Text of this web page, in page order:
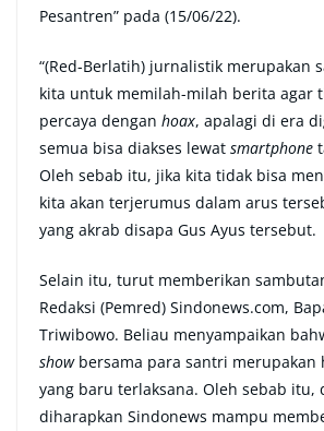
Pesantren” pada (15/06/22).
“(Red-Berlatih) jurnalistik merupakan
kita untuk memilah-milah berita agar
percaya dengan hoax, apalagi di era
semua bisa diakses lewat smartphone
Oleh sebab itu, jika kita tidak bisa
kita akan terjerumus dalam arus
yang akrab disapa Gus Ayus tersebut.
Selain itu, turut memberikan
Redaksi (Pemred) Sindonews.com,
Triwibowo. Beliau menyampaikan
showbersama para santri merupakan
yang baru terlaksana. Oleh sebab itu,
diharapkan Sindonews mampu